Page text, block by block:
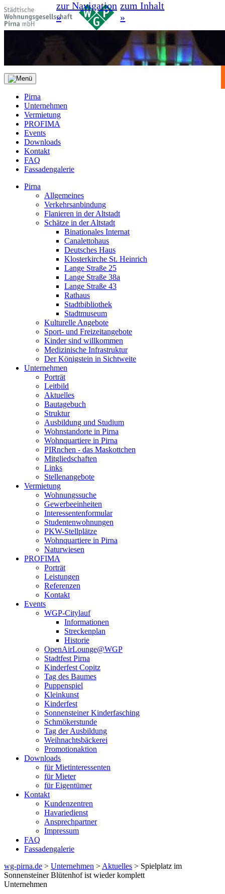
zur Navigation
»
zum Inhalt
»
Pirna
Unternehmen
Vermietung
PROFIMA
Events
Downloads
Kontakt
FAQ
Fassadengalerie
Pirna
Allgemeines
Verkehrsanbindung
Flanieren in der Altstadt
Schätze in der Altstadt
Binationales Internat
Canalettohaus
Deutsches Haus
Klosterkirche St. Heinrich
Lange Straße 25
Lange Straße 38a
Lange Straße 43
Rathaus
Stadtbibliothek
Stadtmuseum
Kulturelle Angebote
Sport- und Freizeitangebote
Kinder sind willkommen
Medizinische Infrastruktur
Der Königstein in Sichtweite
Unternehmen
Porträt
Leitbild
Aktuelles
Bautagebuch
Struktur
Ausbildung und Studium
Wohnstandorte in Pirna
Wohnquartiere in Pirna
PIRnchen - das Maskottchen
Mitgliedschaften
Links
Stellenangebote
Vermietung
Wohnungssuche
Gewerbeeinheiten
Interessentenformular
Studentenwohnungen
PKW-Stellplätze
Wohnquartiere in Pirna
Naturwiesen
PROFIMA
Porträt
Leistungen
Referenzen
Kontakt
Events
WGP-Citylauf
Informationen
Streckenplan
Historie
OpenAirLounge@WGP
Stadtfest Pirna
Kinderfest Copitz
Tag des Baumes
Puppenspiel
Kleinkunst
Kinderfest
Sonnensteiner Kinderfasching
Schmökerstunde
Tag der Ausbildung
Weihnachtsbäckerei
Promotionaktion
Downloads
für Mietinteressenten
für Mieter
für Eigentümer
Kontakt
Kundenzentren
Havariedienst
Ansprechpartner
Impressum
FAQ
Fassadengalerie
wg-pirna.de > Unternehmen > Aktuelles > Spielplatz im
Sonnensteiner Blütenhof ist wieder komplett
Unternehmen